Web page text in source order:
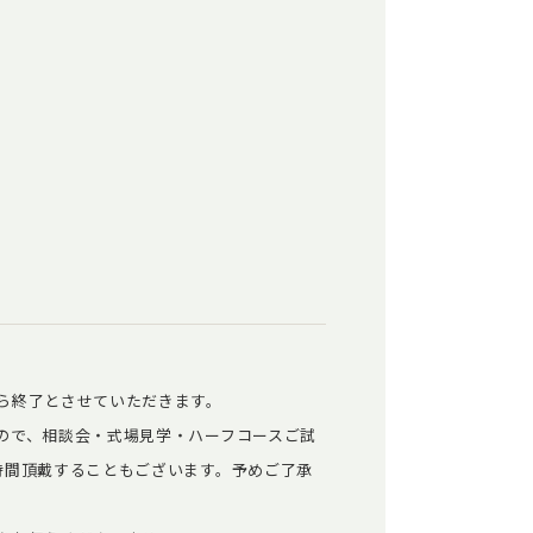
了とさせていただきます。
、相談会・式場見学・ハーフコースご試
頂戴することもございます。予めご了承